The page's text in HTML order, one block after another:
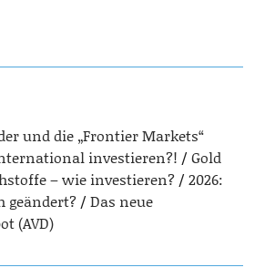
und die „Frontier Markets“
investieren?!
Gold
– wie investieren?
2026:
geändert?
Das neue
(AVD)